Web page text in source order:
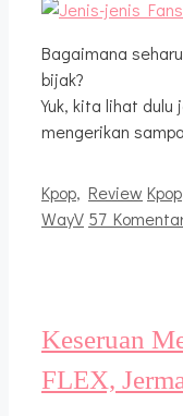
Bagaimana
bijak?
Yuk, kita lihat dulu
mengerikan
Kategori
Kpop, Review Tag
Kpop
WayV 57
Keseruan
FLEX,